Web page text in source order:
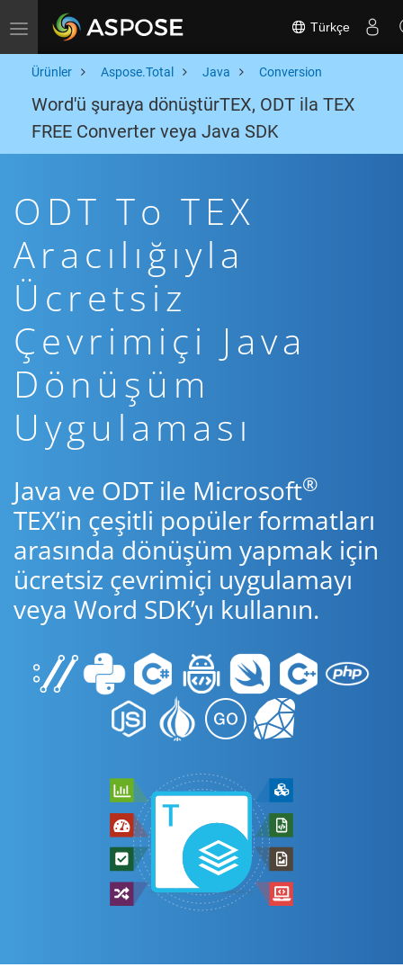
Toggle navigation Türkçe
Ürünler Aspose.Total Java Conversion
Word'ü şuraya dönüştürTEX, ODT ila TEX
FREE Converter veya Java SDK
ODT To TEX
Aracılığıyla
Ücretsiz
Çevrimiçi Java
Dönüşüm
Uygulaması
Java ve ODT ile Microsoft®
TEX’in çeşitli popüler formatları
arasında dönüşüm yapmak için
ücretsiz çevrimiçi uygulamayı
veya Word SDK’yı kullanın.